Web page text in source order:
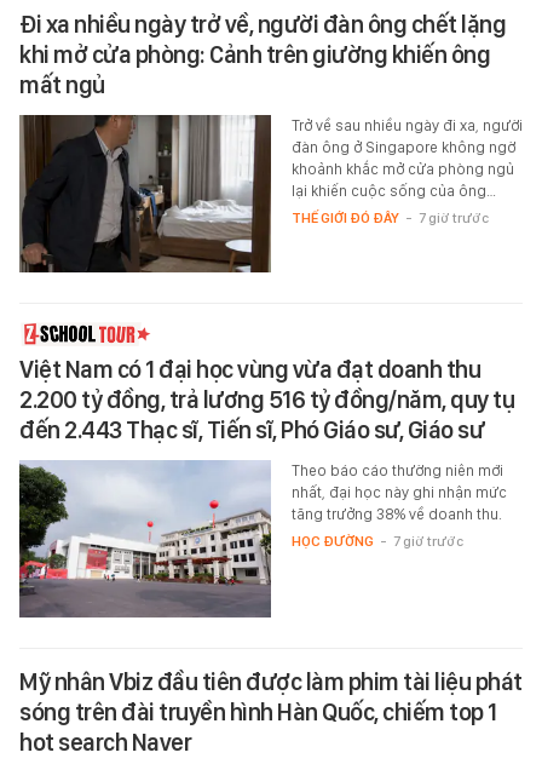
Đi xa nhiều ngày trở về, người đàn ông chết lặng
khi mở cửa phòng: Cảnh trên giường khiến ông
mất ngủ
Trở về sau nhiều ngày đi xa, người
đàn ông ở Singapore không ngờ
khoảnh khắc mở cửa phòng ngủ
lại khiến cuộc sống của ông…
THẾ GIỚI ĐÓ ĐÂY - 7 giờ trước
Việt Nam có 1 đại học vùng vừa đạt doanh thu
2.200 tỷ đồng, trả lương 516 tỷ đồng/năm, quy tụ
đến 2.443 Thạc sĩ, Tiến sĩ, Phó Giáo sư, Giáo sư
Theo báo cáo thường niên mới
nhất, đại học này ghi nhận mức
tăng trưởng 38% về doanh thu.
HỌC ĐƯỜNG - 7 giờ trước
Mỹ nhân Vbiz đầu tiên được làm phim tài liệu phát
sóng trên đài truyền hình Hàn Quốc, chiếm top 1
hot search Naver